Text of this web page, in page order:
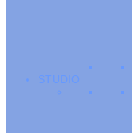
STUDIO